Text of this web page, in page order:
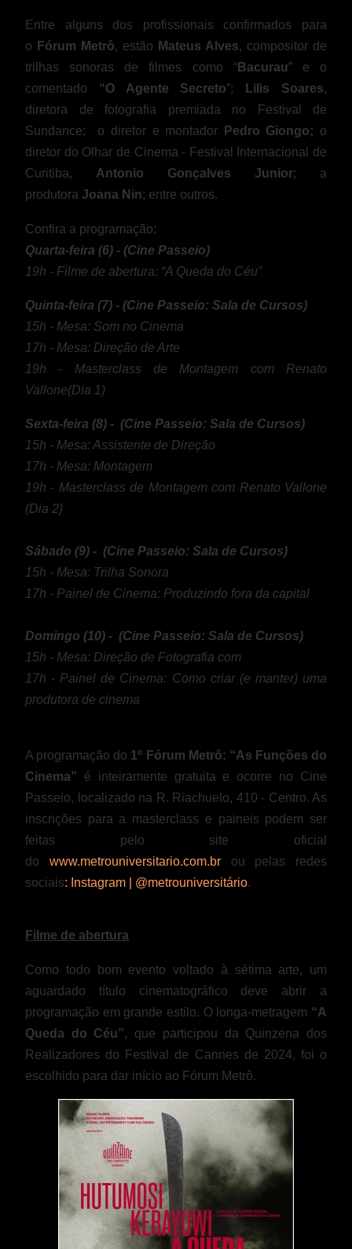
Entre alguns dos profissionais confirmados para
o Fórum Metrô, estão Mateus Alves, compositor de
trilhas sonoras de filmes como “Bacurau” e o
comentado “O Agente Secreto”; Lilis Soares,
diretora de fotografia premiada no Festival de
Sundance; o diretor e montador
Pedro Giongo; o
diretor do Olhar de Cinema - Festival Internacional de
Curitiba, Antonio Gonçalves Junior; a
produtora Joana Nin; entre outros.
Confira a programação:
Quarta-feira (6) - (Cine Passeio)
19h - Filme de abertura: “A Queda do Céu”
Quinta-feira (7) - (Cine Passeio: Sala de Cursos)
15h - Mesa: Som no Cinema
17h - Mesa: Direção de Arte
19h - Masterclass de Montagem com Renato
Vallone(Dia 1)
Sexta-feira (8) - (Cine Passeio: Sala de Cursos)
15h - Mesa: Assistente de Direção
17h - Mesa: Montagem
19h - Masterclass de Montagem com Renato Vallone
(Dia 2)
Sábado (9) - (Cine Passeio: Sala de Cursos)
15h - Mesa: Trilha Sonora
17h - Painel de Cinema: Produzindo fora da capital
Domingo (10) - (Cine Passeio: Sala de Cursos)
15h - Mesa: Direção de Fotografia com
17h - Painel de Cinema: Como criar (e manter) uma
produtora de cinema
A programação do 1º Fórum Metrô: “As Funções do
Cinema” é inteiramente gratuita e ocorre no Cine
Passeio, localizado na R. Riachuelo, 410 - Centro. As
inscrições para a masterclass e paineis podem ser
feitas pelo site oficial
do www.metrouniversitario.com.brou pelas redes
sociais: Instagram | @metrouniversitário.
Filme de abertura
Como todo bom evento voltado à sétima arte, um
aguardado título cinematográfico deve abrir a
programação em grande estilo. O longa-metragem “A
Queda do Céu”, que participou da Quinzena dos
Realizadores do Festival de Cannes de 2024, foi o
escolhido para dar início ao Fórum Metrô.